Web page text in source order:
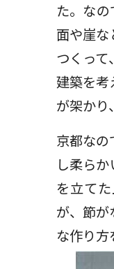
た。な
面や崖
つくっ
建築を考
が架かり
京都な
し柔ら
を立て
が、節
な作り